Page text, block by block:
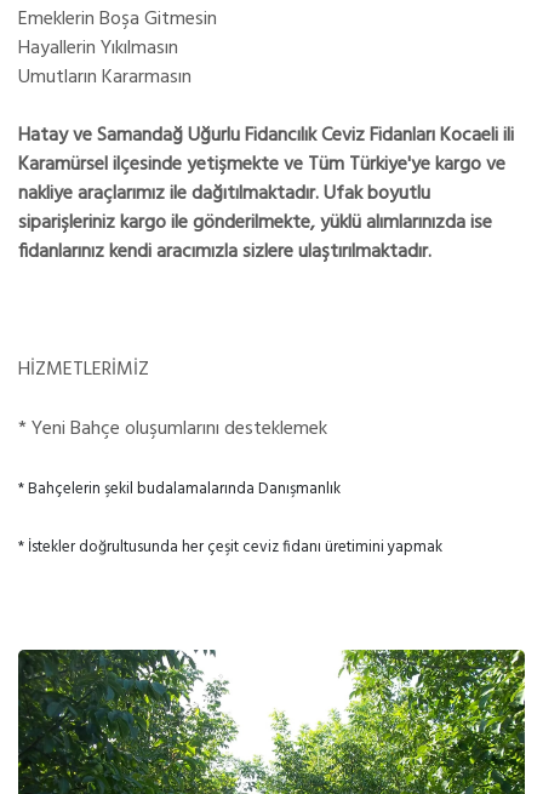
Emeklerin Boşa Gitmesin
Hayallerin Yıkılmasın
Umutların Kararmasın
Hatay ve Samandağ Uğurlu Fidancılık Ceviz Fidanları Kocaeli ili
Karamürsel ilçesinde yetişmekte ve Tüm Türkiye'ye kargo ve
nakliye araçlarımız ile dağıtılmaktadır. Ufak boyutlu
siparişleriniz kargo ile gönderilmekte, yüklü alımlarınızda ise
fidanlarınız kendi aracımızla sizlere ulaştırılmaktadır.
HİZMETLERİMİZ
* Yeni Bahçe oluşumlarını desteklemek
* Bahçelerin şekil budalamalarında Danışmanlık
* İstekler doğrultusunda her çeşit ceviz fidanı üretimini yapmak